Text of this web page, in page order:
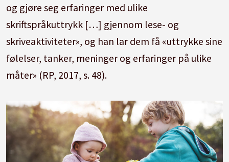
og gjøre seg erfaringer med ulike
skriftspråkuttrykk […] gjennom lese- og
skriveaktiviteter», og han lar dem få «uttrykke sine
følelser, tanker, meninger og erfaringer på ulike
måter» (RP, 2017, s. 48).